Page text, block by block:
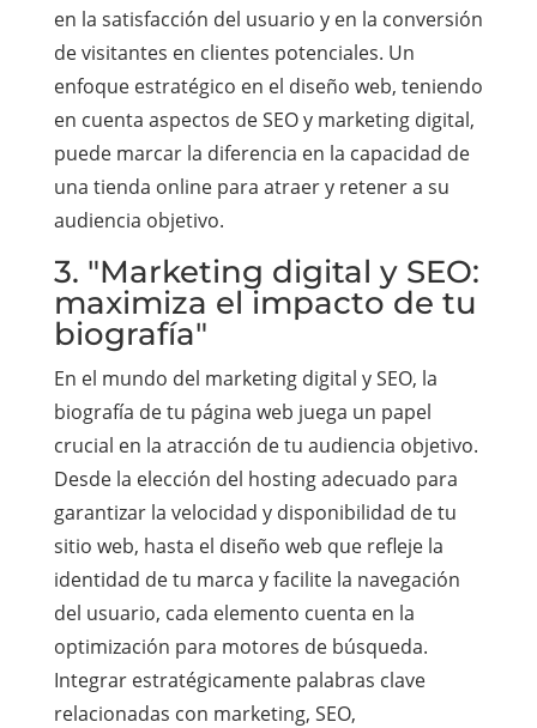
en la satisfacción del usuario y en la conversión
de visitantes en clientes potenciales. Un
enfoque estratégico en el diseño web, teniendo
en cuenta aspectos de SEO y marketing digital,
puede marcar la diferencia en la capacidad de
una tienda online para atraer y retener a su
audiencia objetivo.
3. "Marketing digital y SEO:
maximiza el impacto de tu
biografía"
En el mundo del marketing digital y SEO, la
biografía de tu página web juega un papel
crucial en la atracción de tu audiencia objetivo.
Desde la elección del hosting adecuado para
garantizar la velocidad y disponibilidad de tu
sitio web, hasta el diseño web que refleje la
identidad de tu marca y facilite la navegación
del usuario, cada elemento cuenta en la
optimización para motores de búsqueda.
Integrar estratégicamente palabras clave
relacionadas con marketing, SEO,